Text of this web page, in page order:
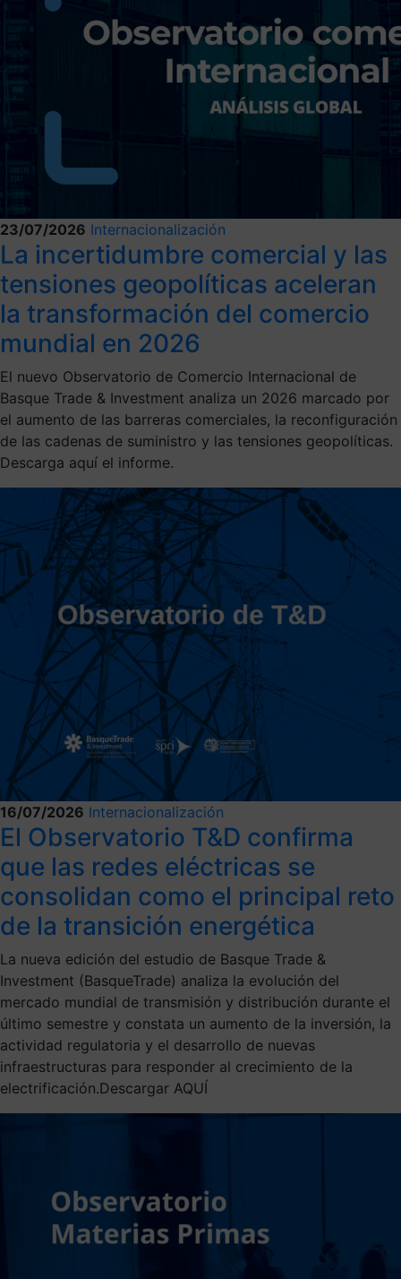
23/07/2026 Internacionalización
La incertidumbre comercial y las
tensiones geopolíticas aceleran
la transformación del comercio
mundial en 2026
El nuevo Observatorio de Comercio Internacional de
Basque Trade & Investment analiza un 2026 marcado por
el aumento de las barreras comerciales, la reconfiguración
de las cadenas de suministro y las tensiones geopolíticas.
Descarga aquí el informe.
16/07/2026 Internacionalización
El Observatorio T&D confirma
que las redes eléctricas se
consolidan como el principal reto
de la transición energética
La nueva edición del estudio de Basque Trade &
Investment (BasqueTrade) analiza la evolución del
mercado mundial de transmisión y distribución durante el
último semestre y constata un aumento de la inversión, la
actividad regulatoria y el desarrollo de nuevas
infraestructuras para responder al crecimiento de la
electrificación.Descargar AQUÍ